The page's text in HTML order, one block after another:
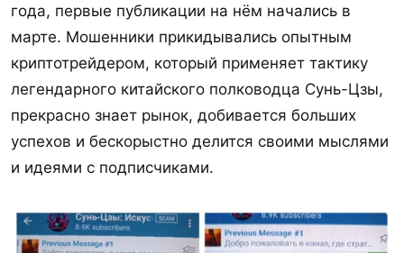
года, первые публикации на нём начались в
марте. Мошенники прикидывались опытным
криптотрейдером, который применяет тактику
легендарного китайского полководца Сунь-Цзы,
прекрасно знает рынок, добивается больших
успехов и бескорыстно делится своими мыслями
и идеями с подписчиками.